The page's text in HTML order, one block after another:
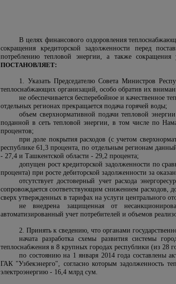
В целях финансового оздоровления
сокращения кредиторской задолженности перед
потреблению тепловой энергии, а также
ПОСТАНОВЛЯЕТ:
1. Указать Председателю Совета Министров
теплоснабжающих организаций, особо обратив их
не обеспечивается бесперебойное и качественное
отдельных регионах прекращается подача горячей воды;
объем сверхнормативной подачи тепловой
поданной в сеть тепловой энергии, в том числе по
процентов;
при доле покрытия расходов (с учетом
республике 61,3 процента, по отдельным регионам
- 27,4 и Ташкентской области - 29,2 процента;
допущен рост кредиторской задолженности по
процента) при росте дебиторской задолженности за
отсутствует достоверный учет расхода
сопровождается соответствующим снижением расходов,
сверх утвержденных в тарифах на услуги центрального
не внедрена защищенная от
автоматизированный учет потребителей и объемов
2. Принять к сведению, что органами
начата разработка схемы развития системы
теплоснабжения в 8 крупных городах республики (из 28
по состоянию на 1 января 2014 года составлены
ГАК "Узбекэнерго", согласно которым задолженность
электроэнергию - 16,4 млрд сум.